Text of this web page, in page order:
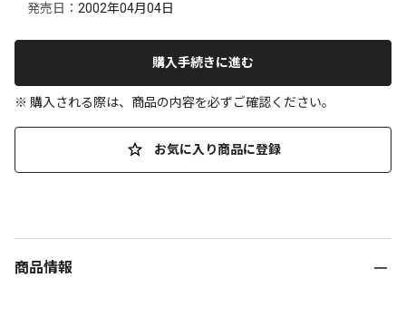
発売日： 2002年04月04日
購入手続きに進む
※ 購入される際は、商品の内容を必ずご確認ください。
お気に入り商品に登録
商品情報